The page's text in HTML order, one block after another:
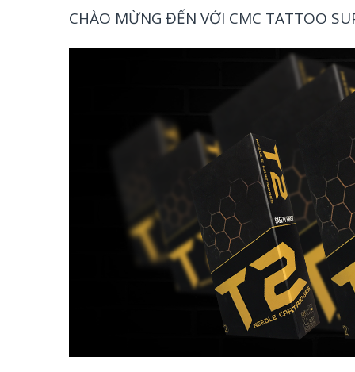
CHÀO MỪNG ĐẾN VỚI CMC TATTOO